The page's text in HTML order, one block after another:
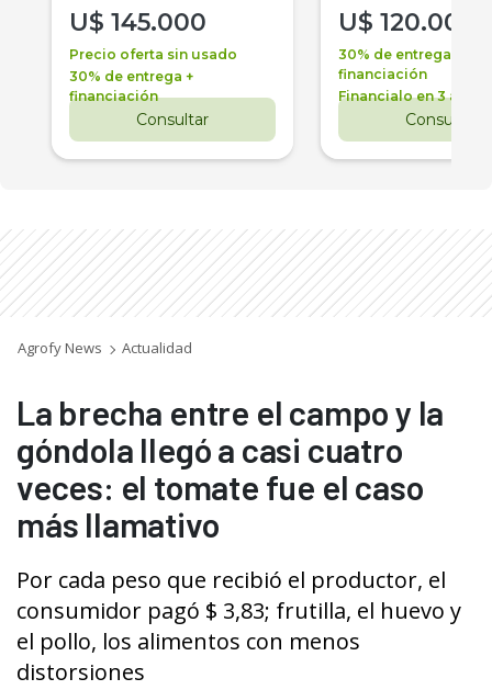
U$ 145.000
Precio oferta sin usado
30% de entrega +
financiación
Consultar
U$ 120.000
30% de entrega +
financiación
Financialo en 3 años
Consultar
Agrofy News Actualidad
La brecha entre el campo y la
góndola llegó a casi cuatro
veces: el tomate fue el caso
más llamativo
Por cada peso que recibió el productor, el
consumidor pagó $ 3,83; frutilla, el huevo y
el pollo, los alimentos con menos
distorsiones